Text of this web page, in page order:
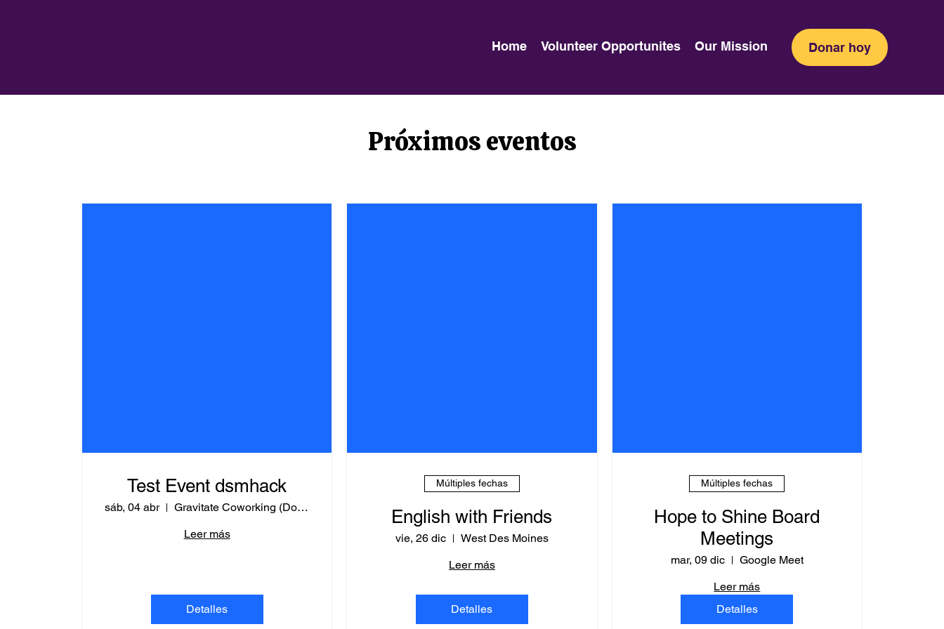
Home Volunteer Opportunites Our Mission Donar hoy
Próximos eventos
Test Event dsmhack
sáb, 04 abr
Gravitate Coworking (Downtown)
Leer más
Detalles
Múltiples fechas
English with Friends
vie, 26 dic
West Des Moines
Leer más
Detalles
Múltiples fechas
Hope to Shine Board
Meetings
mar, 09 dic
Google Meet
Leer más
Detalles